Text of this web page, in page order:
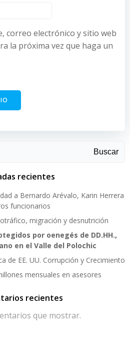
correo electrónico y sitio web
la próxima vez que haga un
Buscar
recientes
a Bernardo Arévalo, Karin Herrera
funcionarios
migración y desnutrición
por oenegés de DD.HH.,
en el Valle del Polochic
de EE. UU. Corrupción y Crecimiento
mensuales en asesores
recientes
que mostrar.